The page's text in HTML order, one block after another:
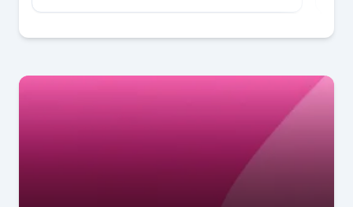
honden, met een verfrissende aanpak!
we